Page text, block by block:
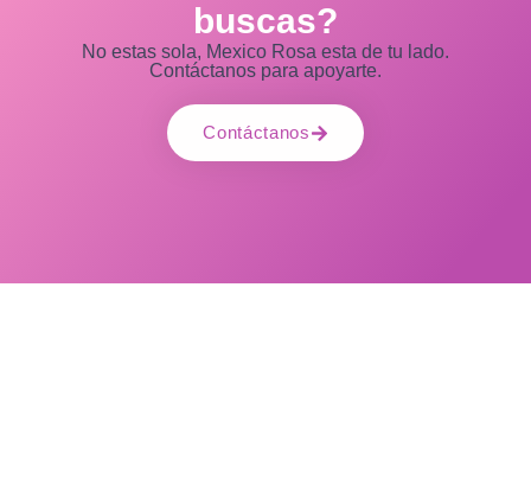
buscas?
No estas sola, Mexico Rosa esta de tu lado.
Contáctanos para apoyarte.
Contáctanos